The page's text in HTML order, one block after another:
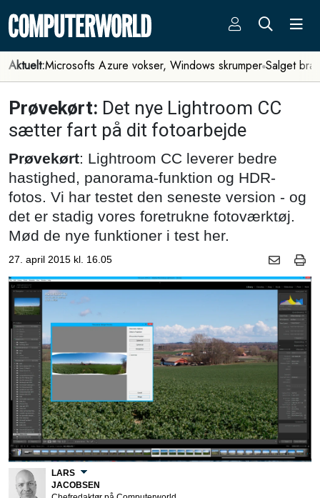
Aktuelt:Microsofts Azure vokser, Windows skrumper Salget
Prøvekørt: Det nye Lightroom CC
sætter fart på dit fotoarbejde
Prøvekørt: Lightroom CC leverer bedre
hastighed, panorama-funktion og HDR-
fotos. Vi har testet den seneste version - og
det er stadig vores foretrukne fotoværktøj.
Mød de nye funktioner i test her.
27. april 2015 kl. 16.05
LARS
JACOBSEN